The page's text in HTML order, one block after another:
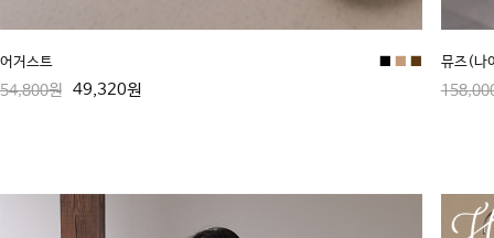
어거스트
54,800원 49,320원
■ ■ ■ 뮤즈(나